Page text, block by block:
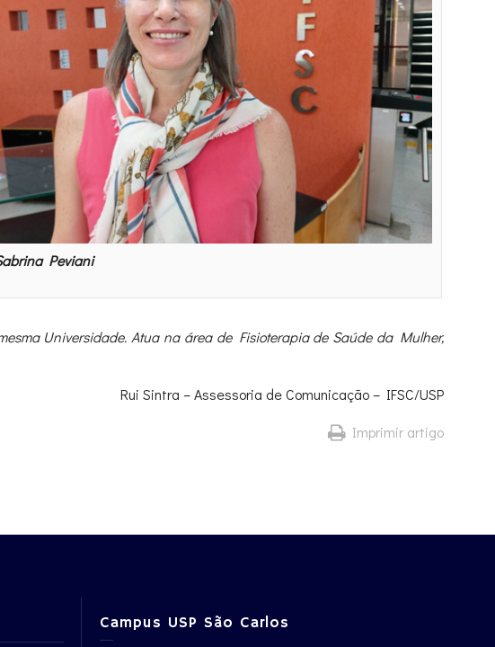
Peviani
Universidade. Atua na área de Fisioterapia de Saúde da Mulher,
Rui Sintra – Assessoria de Comunicação – IFSC/USP
Imprimir artigo
Campus USP São Carlos